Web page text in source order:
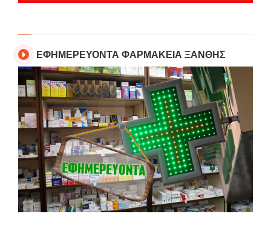
ΕΦΗΜΕΡΕΥΟΝΤΑ ΦΑΡΜΑΚΕΙΑ ΞΑΝΘΗΣ